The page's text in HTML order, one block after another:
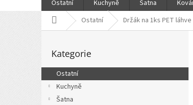
Ostatní Kuchyně Šatna
Domů Ostatní Držák na 1ks PET láhve
t
r
kategorie
Kategorie
Ostatní
Kuchyně
Šatna